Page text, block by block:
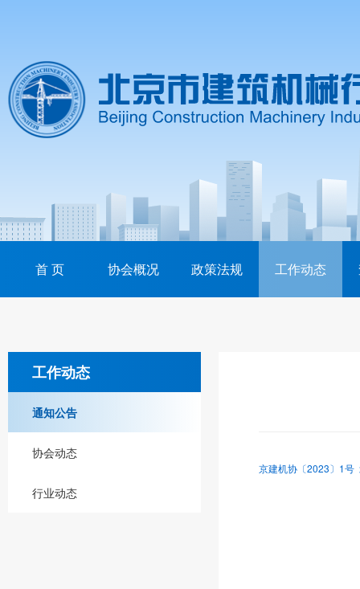
首 页 协会概况 政策法规 工作动态
工作动态
通知公告
协会动态
行业动态
京建机协〔2023〕1号